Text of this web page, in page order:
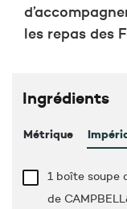
les repas des
Ingrédients
Métrique
1 boîte soupe
de